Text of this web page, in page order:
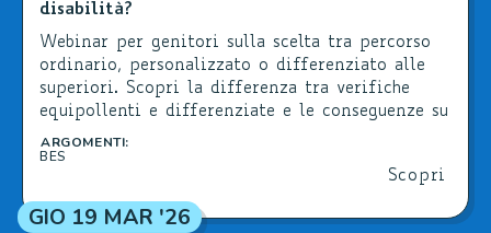
disabilità?
Webinar per genitori sulla scelta tra percorso
ordinario, personalizzato o differenziato alle
superiori. Scopri la differenza tra verifiche
equipollenti e differenziate e le conseguenze su
diploma o attestato di credito.
ARGOMENTI:
BES
Scopri
GIO 19 MAR '26